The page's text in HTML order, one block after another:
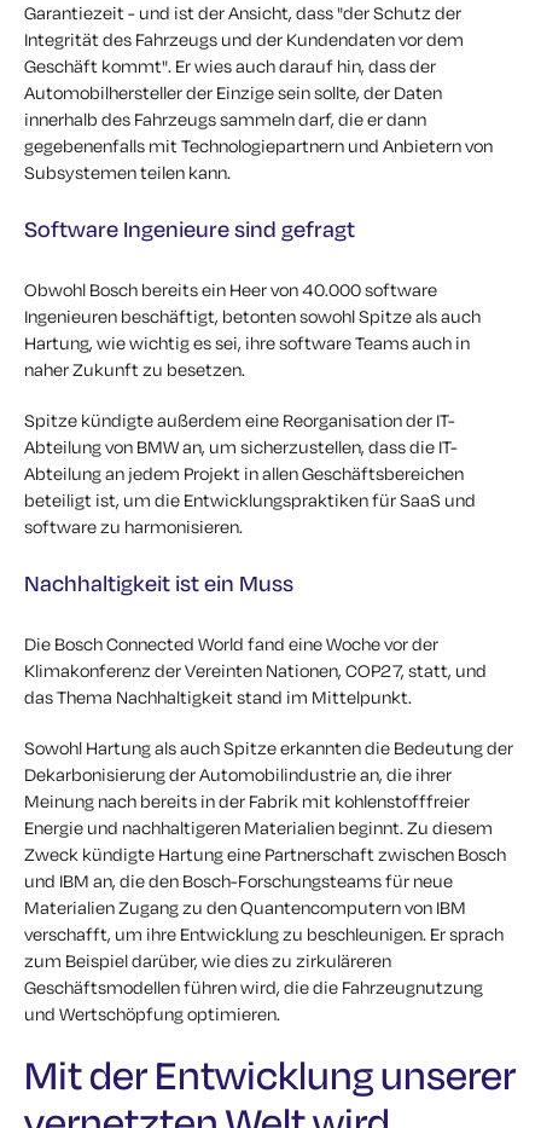
Garantiezeit - und ist der Ansicht, dass "der Schutz der
Integrität des Fahrzeugs und der Kundendaten vor dem
Geschäft kommt". Er wies auch darauf hin, dass der
Automobilhersteller der Einzige sein sollte, der Daten
innerhalb des Fahrzeugs sammeln darf, die er dann
gegebenenfalls mit Technologiepartnern und Anbietern von
Subsystemen teilen kann.
Software Ingenieure sind gefragt
Obwohl Bosch bereits ein Heer von 40.000 software
Ingenieuren beschäftigt, betonten sowohl Spitze als auch
Hartung, wie wichtig es sei, ihre software Teams auch in
naher Zukunft zu besetzen.
Spitze kündigte außerdem eine Reorganisation der IT-
Abteilung von BMW an, um sicherzustellen, dass die IT-
Abteilung an jedem Projekt in allen Geschäftsbereichen
beteiligt ist, um die Entwicklungspraktiken für SaaS und
software zu harmonisieren.
Nachhaltigkeit ist ein Muss
Die Bosch Connected World fand eine Woche vor der
Klimakonferenz der Vereinten Nationen, COP27, statt, und
das Thema Nachhaltigkeit stand im Mittelpunkt.
Sowohl Hartung als auch Spitze erkannten die Bedeutung der
Dekarbonisierung der Automobilindustrie an, die ihrer
Meinung nach bereits in der Fabrik mit kohlenstofffreier
Energie und nachhaltigeren Materialien beginnt. Zu diesem
Zweck kündigte Hartung eine Partnerschaft zwischen Bosch
und IBM an, die den Bosch-Forschungsteams für neue
Materialien Zugang zu den Quantencomputern von IBM
verschafft, um ihre Entwicklung zu beschleunigen. Er sprach
zum Beispiel darüber, wie dies zu zirkuläreren
Geschäftsmodellen führen wird, die die Fahrzeugnutzung
und Wertschöpfung optimieren.
Mit der Entwicklung unserer